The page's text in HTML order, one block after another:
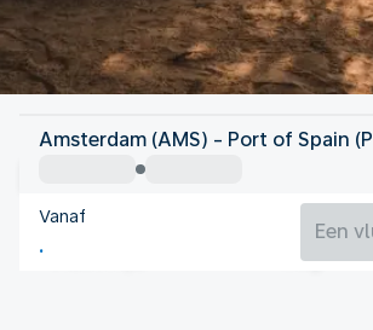
Trinidad en Tobago
Port of Spain
Trinidad en Tobago
27°C
Aug.
Amsterdam (AMS) - Port of Spain
Vanaf
Een